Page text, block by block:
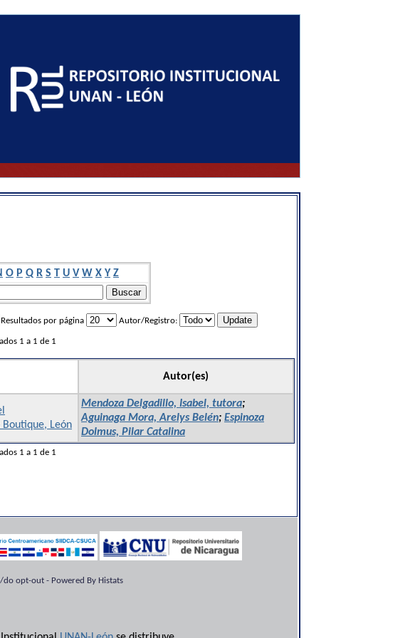
O P Q R S T U V W X Y Z
Resultados por página Autor/Registro:
1 a 1 de 1
Autor(es)
León
Mendoza Delgadillo, Isabel, tutora;
Aguinaga Mora, Arelys Belén; Espinoza
Dolmus, Pilar Catalina
1 a 1 de 1
opt-out - Powered By Histats